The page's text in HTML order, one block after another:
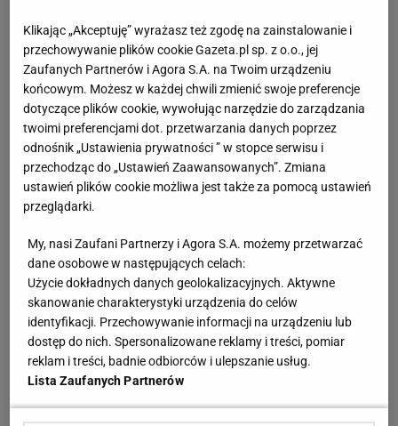
GKS Tychy - 22
Podbeskidzie Bielsko-Biała - 21
Sandecja Nowy Sącz - 20
Puszcza Niepołomice - 20
Największe problemy przy stałych fragmentach gry
miały drużyny, które spadły z Fortuna 1 Ligi.Olimpia
Grudziądz, Chojniczanka Chojnice i Wigry Suwałki
łącznie straciły w ten sposób aż 79 goli! Najlepiej
bronili się gracze Stali Mielec i Warty, którzy stracili
kolejno 8 i 9 bramek.
Stracone gole ze stałych fragmentów gry:
Klikając „Akceptuję” wyrażasz też zgodę na zainstalowanie i
przechowywanie plików cookie Gazeta.pl sp. z o.o., jej
Zaufanych Partnerów i Agora S.A. na Twoim urządzeniu
końcowym. Możesz w każdej chwili zmienić swoje preferencje
dotyczące plików cookie, wywołując narzędzie do zarządzania
twoimi preferencjami dot. przetwarzania danych poprzez
odnośnik „Ustawienia prywatności ” w stopce serwisu i
przechodząc do „Ustawień Zaawansowanych”. Zmiana
ustawień plików cookie możliwa jest także za pomocą ustawień
przeglądarki.
My, nasi Zaufani Partnerzy i Agora S.A. możemy przetwarzać
dane osobowe w następujących celach:
Użycie dokładnych danych geolokalizacyjnych. Aktywne
skanowanie charakterystyki urządzenia do celów
identyfikacji. Przechowywanie informacji na urządzeniu lub
dostęp do nich. Spersonalizowane reklamy i treści, pomiar
reklam i treści, badnie odbiorców i ulepszanie usług.
Lista Zaufanych Partnerów